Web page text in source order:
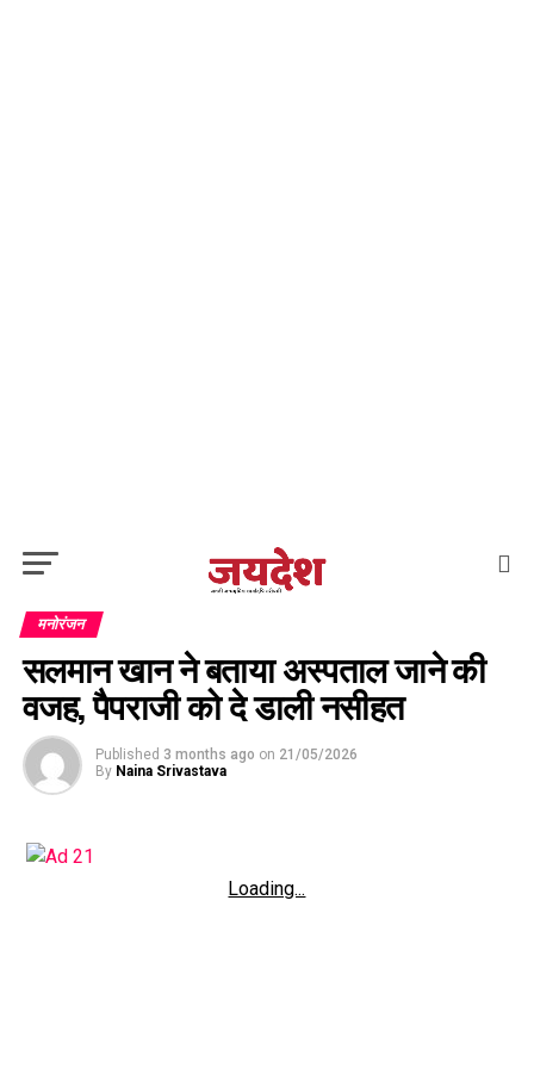
मनोरंजन
सलमान खान ने बताया अस्पताल जाने की
वजह, पैपराजी को दे डाली नसीहत
Published 3 months ago on 21/05/2026
By Naina Srivastava
Loading...